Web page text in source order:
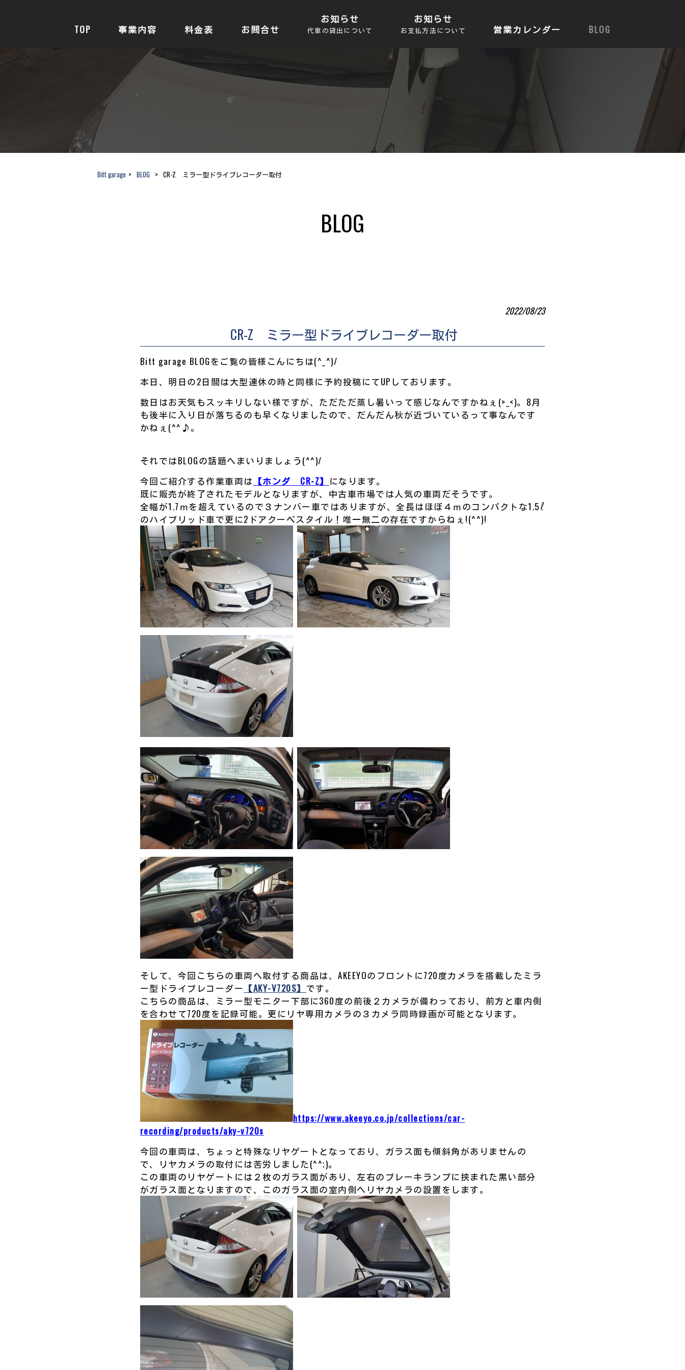
TOP 事業内容 料金表 お問合せ
お知らせ
代車の貸出について
お知らせ
お支払方法について 営業カレンダー BLOG
Bitt garage > BLOG > CR-Z ミラー型ドライブレコーダー取付
BLOG
2022/08/23
CR-Z ミラー型ドライブレコーダー取付
Bitt garage BLOGをご覧の皆様こんにちは(^_^)/
本日、明日の2日間は大型連休の時と同様に予約投稿にてUPしております。
数日はお天気もスッキリしない様ですが、ただただ蒸し暑いって感じなんですかねぇ(>_<)。8月
も後半に入り日が落ちるのも早くなりましたので、だんだん秋が近づいているって事なんです
かねぇ(^^♪。
それではBLOGの話題へまいりましょう(^^)/
今回ご紹介する作業車両は 【ホンダ CR-Z】 になります。
既に販売が終了されたモデルとなりますが、中古車市場では人気の車両だそうです。
全幅が1.7ｍを超えているので３ナンバー車ではありますが、全長はほぼ４ｍのコンパクトな1.5ℓ
のハイブリッド車で更に2ドアクーペスタイル！唯一無二の存在ですからねぇ!(^^)!
そして、今回こちらの車両へ取付する商品は、AKEEYOのフロントに720度カメラを搭載したミラ
ー型ドライブレコーダー 【AKY-V720S】 です。
こちらの商品は、ミラー型モニター下部に360度の前後２カメラが備わっており、前方と車内側
を合わせて720度を記録可能。更にリヤ専用カメラの３カメラ同時録画が可能となります。
https://www.akeeyo.co.jp/collections/car-
recording/products/aky-v720s
今回の車両は、ちょっと特殊なリヤゲートとなっており、ガラス面も傾斜角がありませんの
で、リヤカメラの取付には苦労しました(^^;)。
この車両のリヤゲートには２枚のガラス面があり、左右のブレーキランプに挟まれた黒い部分
がガラス面となりますので、このガラス面の室内側へリヤカメラの設置をします。